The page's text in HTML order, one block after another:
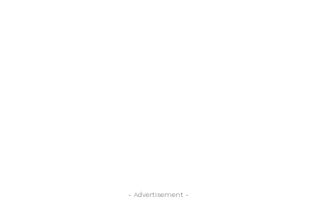
- Advertisement -